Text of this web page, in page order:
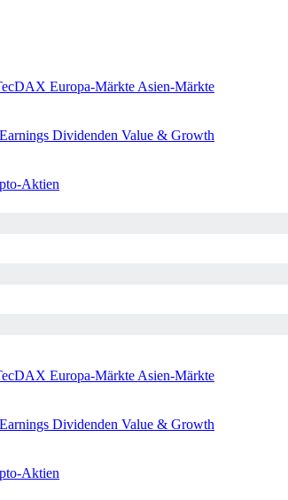
Europa-Märkte Asien-Märkte
Earnings Dividenden Value & Growth
Aktien
Europa-Märkte Asien-Märkte
Earnings Dividenden Value & Growth
Aktien